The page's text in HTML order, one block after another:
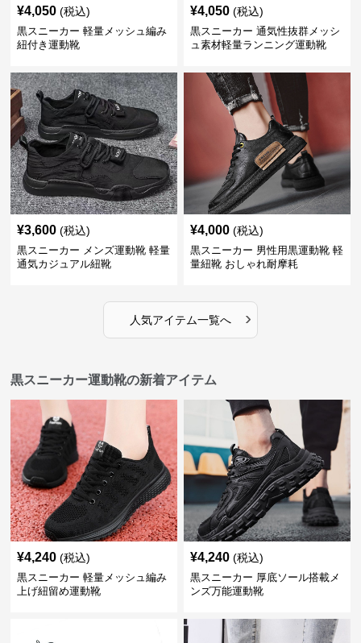
¥4,050 (税込)
黒スニーカー 軽量メッシュ編み
紐付き運動靴
¥4,050 (税込)
黒スニーカー 通気性抜群メッシ
ュ素材軽量ランニング運動靴
¥3,600 (税込)
黒スニーカー メンズ運動靴 軽量
通気カジュアル紐靴
¥4,000 (税込)
黒スニーカー 男性用黒運動靴 軽
量紐靴 おしゃれ耐摩耗
人気アイテム一覧へ ›
黒スニーカー運動靴の新着アイテム
¥4,240 (税込)
黒スニーカー 軽量メッシュ編み
上げ紐留め運動靴
¥4,240 (税込)
黒スニーカー 厚底ソール搭載メ
ンズ万能運動靴